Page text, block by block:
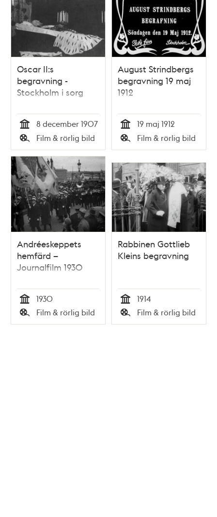
Oscar II:s
begravning -
Stockholm i sorg
Tid
8 december 1907
Typ
Film & rörlig bild
August Strindbergs
begravning 19 maj
1912
Tid
19 maj 1912
Typ
Film & rörlig bild
Andréeskeppets
hemfärd –
Journalfilm 1930
Tid
1930
Typ
Film & rörlig bild
Rabbinen Gottlieb
Kleins begravning
Tid
1914
Typ
Film & rörlig bild